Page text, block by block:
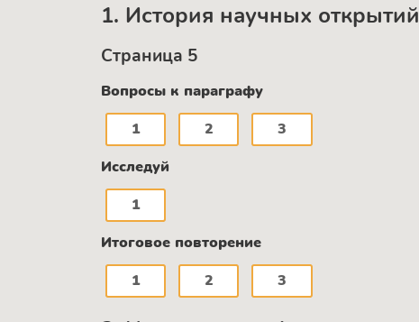
1. История научных открытий
Страница 5
Вопросы к параграфу
1
2
3
Исследуй
1
Итоговое повторение
1
2 3